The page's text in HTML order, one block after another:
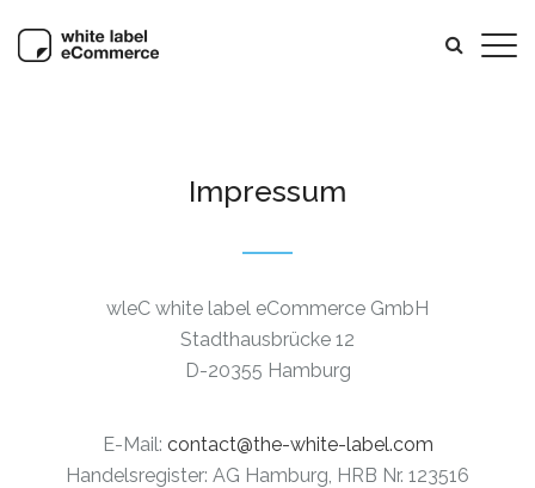
Impressum
wleC white label eCommerce GmbH
Stadthausbrücke 12
D-20355 Hamburg
E-Mail: contact@the-white-label.com
Handelsregister: AG Hamburg, HRB Nr. 123516